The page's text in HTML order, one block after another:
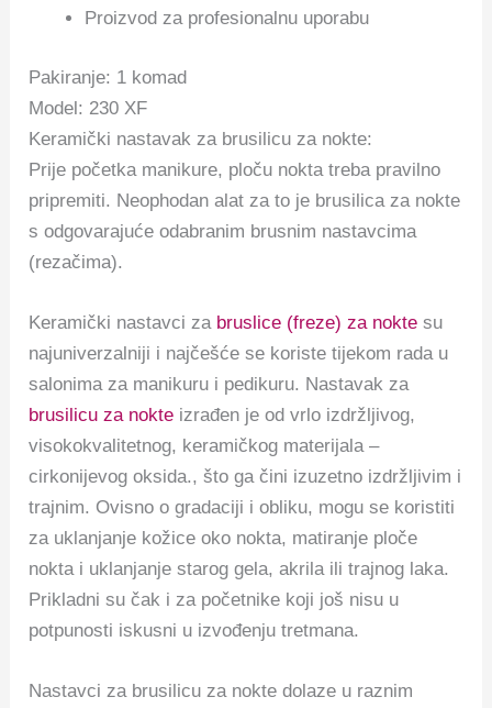
Proizvod za profesionalnu uporabu
Pakiranje: 1 komad
Model: 230 XF
Keramički nastavak za brusilicu za nokte:
Prije početka manikure, ploču nokta treba pravilno
pripremiti. Neophodan alat za to je brusilica za nokte
s odgovarajuće odabranim brusnim nastavcima
(rezačima).
Keramički nastavci za bruslice (freze) za nokte su
najuniverzalniji i najčešće se koriste tijekom rada u
salonima za manikuru i pedikuru. Nastavak za
brusilicu za nokte izrađen je od vrlo izdržljivog,
visokokvalitetnog, keramičkog materijala –
cirkonijevog oksida., što ga čini izuzetno izdržljivim i
trajnim. Ovisno o gradaciji i obliku, mogu se koristiti
za uklanjanje kožice oko nokta, matiranje ploče
nokta i uklanjanje starog gela, akrila ili trajnog laka.
Prikladni su čak i za početnike koji još nisu u
potpunosti iskusni u izvođenju tretmana.
Nastavci za brusilicu za nokte dolaze u raznim